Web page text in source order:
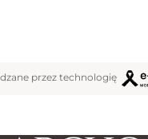
przez technologię